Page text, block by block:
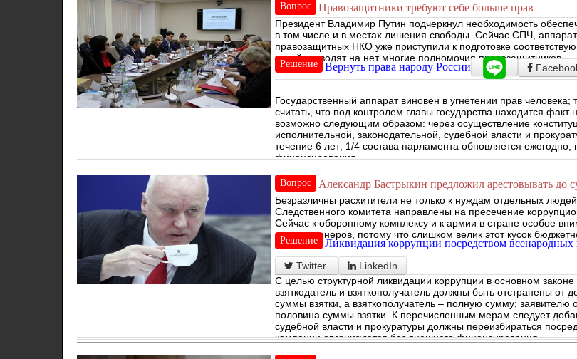
Вопрос Правозащитники требуют себе больше прав
Президент Владимир Путин подчеркнул необходимость
в том числе и в местах лишения свободы. Сейчас СПЧ,
правозащитных НКО уже приступили к подготовке
лазейки сводят на нет многие полномочия правозащитников.
Решение Вернуть права народу России
Государственный аппарат виновен в угнетении прав
считать, что под контролем главы государства находится
возможно следующим образом: через осуществление
исполнительной, законодательной, судебной власти и
течение 6 лет; 1/4 состава парламента обновляется
финансирования.
Вопрос Александр Бастрыкин предложил арестовывать до
Безразличны расхитители не только к нуждам отдельных
Следственного комитета направлены на пресечение
Сейчас к оборонному комплексу и к армии в стране особое
коррупционеров, потому что слишком велик этот кусок
Решение Ликвидация коррупции посредством
Twitter
LinkedIn
С целью структурной ликвидации коррупции в основном
взяткодатель и взяткополучатель должны быть отстранены от
суммы взятки, а взяткополучатель – полную сумму; заявителю
половина суммы взятки. К перечисленным мерам следует
судебной власти и прокуратуры должны переизбираться
кампании организуются без внешнего финансирования.